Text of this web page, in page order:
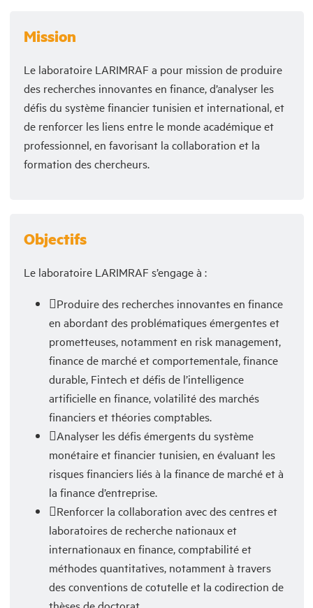
Mission
Le laboratoire LARIMRAF a pour mission de produire
des recherches innovantes en finance, d’analyser les
défis du système financier tunisien et international, et
de renforcer les liens entre le monde académique et
professionnel, en favorisant la collaboration et la
formation des chercheurs.
Objectifs
Le laboratoire LARIMRAF s’engage à :
Produire des recherches innovantes en finance
en abordant des problématiques émergentes et
prometteuses, notamment en risk management,
finance de marché et comportementale, finance
durable, Fintech et défis de l’intelligence
artificielle en finance, volatilité des marchés
financiers et théories comptables.
Analyser les défis émergents du système
monétaire et financier tunisien, en évaluant les
risques financiers liés à la finance de marché et à
la finance d’entreprise.
Renforcer la collaboration avec des centres et
laboratoires de recherche nationaux et
internationaux en finance, comptabilité et
méthodes quantitatives, notamment à travers
des conventions de cotutelle et la codirection de